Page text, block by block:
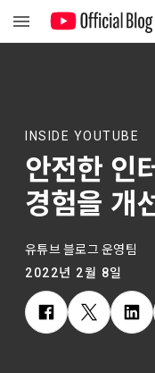
INSIDE YOUTUBE
안전한 인
경험을 개
유튜브 블로그 운영팀
2022년 2월 8일